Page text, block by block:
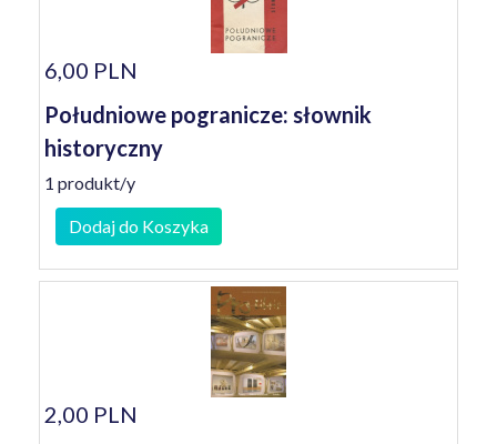
6,00 PLN
Południowe pogranicze: słownik
historyczny
1 produkt/y
Dodaj do Koszyka
2,00 PLN